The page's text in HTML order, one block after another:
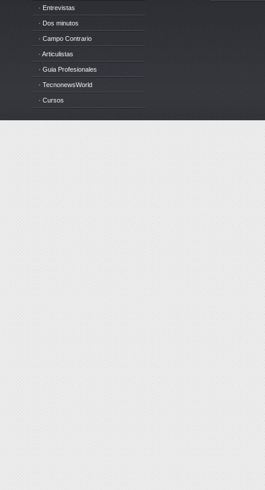
· Entrevistas
· Dos minutos
· Campo Contrario
· Articulistas
· Guia Profesionales
· TecnonewsWorld
· Cursos